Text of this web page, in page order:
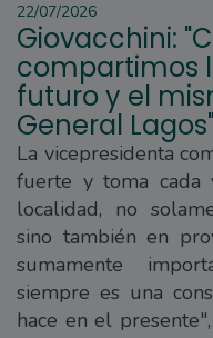
22/07/2026
Giovacchini:
compartimos
futuro y el
General
La vicepresidenta
fuerte y toma cada
localidad, no
sino también en
sumamente
siempre es una
hace en el